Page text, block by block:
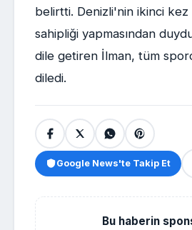
belirtti. Denizli'nin ikinci kez
sahipliği yapmasından
dile getiren İlman, tüm
diledi.
Google News'te Takip Et
Bu haberin